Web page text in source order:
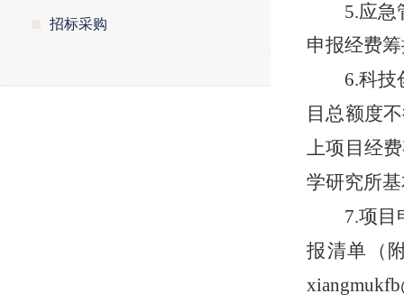
招标采购
5.应急
申报经费
6.科技
目总额度
上项目经
学研究所
7.项目
报清单（